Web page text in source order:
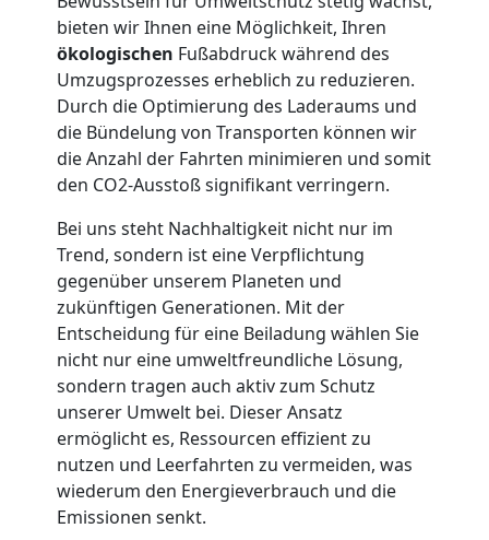
bieten wir Ihnen eine Möglichkeit, Ihren
ökologischen Fußabdruck während des
Umzugsprozesses erheblich zu reduzieren.
Durch die Optimierung des Laderaums und
die Bündelung von Transporten können wir
die Anzahl der Fahrten minimieren und somit
den CO2-Ausstoß signifikant verringern.
Bei uns steht Nachhaltigkeit nicht nur im
Trend, sondern ist eine Verpflichtung
gegenüber unserem Planeten und
zukünftigen Generationen. Mit der
Entscheidung für eine Beiladung wählen Sie
nicht nur eine umweltfreundliche Lösung,
sondern tragen auch aktiv zum Schutz
unserer Umwelt bei. Dieser Ansatz
ermöglicht es, Ressourcen effizient zu
nutzen und Leerfahrten zu vermeiden, was
wiederum den Energieverbrauch und die
Emissionen senkt.
Wiener
Neustadt
Umzug
Wiener
Neustadt
Mann
LKW